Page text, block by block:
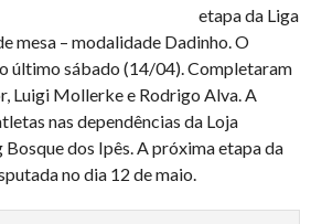
etapa da Liga
mesa – modalidade Dadinho. O
último sábado (14/04). Completaram
Luigi Mollerke e Rodrigo Alva. A
nas dependências da Loja
Bosque dos Ipês. A próxima etapa da
no dia 12 de maio.